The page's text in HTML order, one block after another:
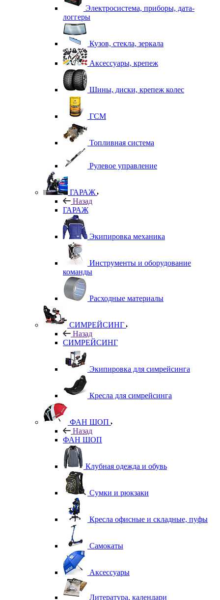
Электросистема, приборы, дата-
логгеры
Кузов, стекла, зеркала
Аксессуары, крепеж
Шины, диски, крепеж колес
ГСМ
Топливная система
Рулевое управление
ГАРАЖ
Назад
ГАРАЖ
Экипировка механика
Инструменты и оборудование
команды
Расходные материалы
СИМРЕЙСИНГ
Назад
СИМРЕЙСИНГ
Экипировка для симрейсинга
Кресла для симрейсинга
ФАН ШОП
Назад
ФАН ШОП
Клубная одежда и обувь
Сумки и рюкзаки
Кресла офисные и складные, пуфы
Самокаты
Аксессуары
Литература, календари